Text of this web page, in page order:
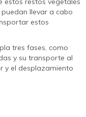
llevar a cabo
estos
tres fases, como
y su transporte al
y el desplazamiento